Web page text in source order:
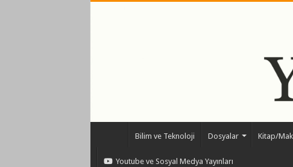
Bilim ve Teknoloji Dosyalar Kitap/
Youtube ve Sosyal Medya Yayınları